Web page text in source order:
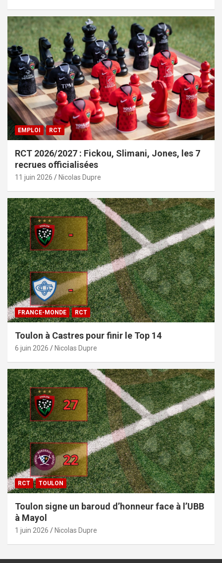
EMPLOI RCT
RCT 2026/2027 : Fickou, Slimani, Jones, les 7
recrues officialisées
11 juin 2026 Nicolas Dupre
FRANCE-MONDE RCT
Toulon à Castres pour finir le Top 14
6 juin 2026 Nicolas Dupre
RCT TOULON
Toulon signe un baroud d’honneur face à l’UBB
à Mayol
1 juin 2026 Nicolas Dupre